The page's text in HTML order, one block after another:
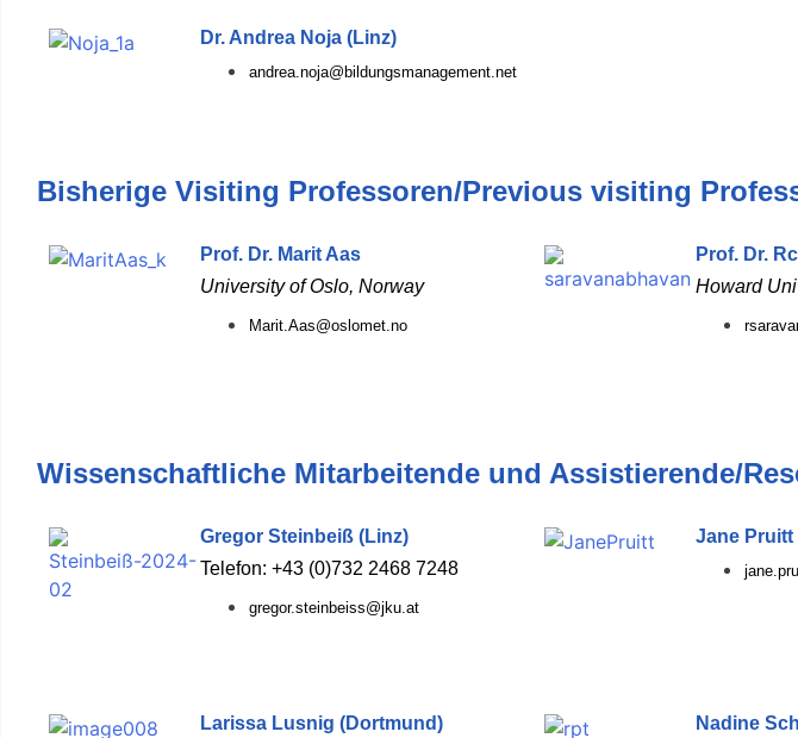
Dr. Andrea Noja (Linz)
andrea.noja@bildungsmanagement.net
Bisherige Visiting Professoren/Previous visiting
Prof. Dr. Marit Aas
University of Oslo, Norway
Marit.Aas@oslomet.no
Prof. Dr.
Howard
Wissenschaftliche Mitarbeitende und Assistierende/
Gregor Steinbeiß (Linz)
Telefon: +43 (0)732 2468 7248
gregor.steinbeiss@jku.at
Jane Pruitt
Larissa Lusnig (Dortmund) Nadine